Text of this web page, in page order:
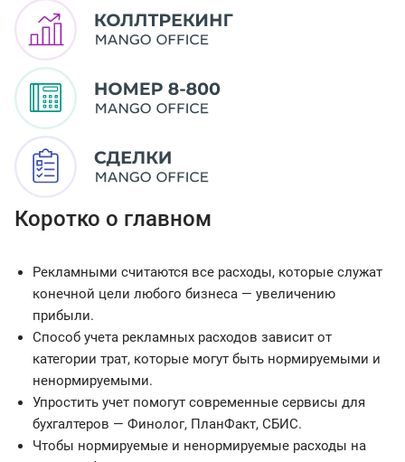
Коротко о главном
Рекламными считаются все расходы, которые служат
конечной цели любого бизнеса — увеличению
прибыли.
Способ учета рекламных расходов зависит от
категории трат, которые могут быть нормируемыми и
ненормируемыми.
Упростить учет помогут современные сервисы для
бухгалтеров — Финолог, ПланФакт, СБИС.
Чтобы нормируемые и ненормируемые расходы на